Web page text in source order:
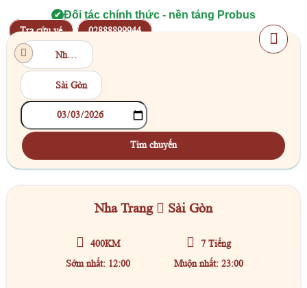
✔ Đối tác chính thức - nền tảng Probus
Tra cứu vé 02888899944
Nha Trang
Sài Gòn
Tìm chuyến
Nha Trang Sài Gòn
400KM
7 Tiếng
Sớm nhất: 12:00
Muộn nhất: 23:00